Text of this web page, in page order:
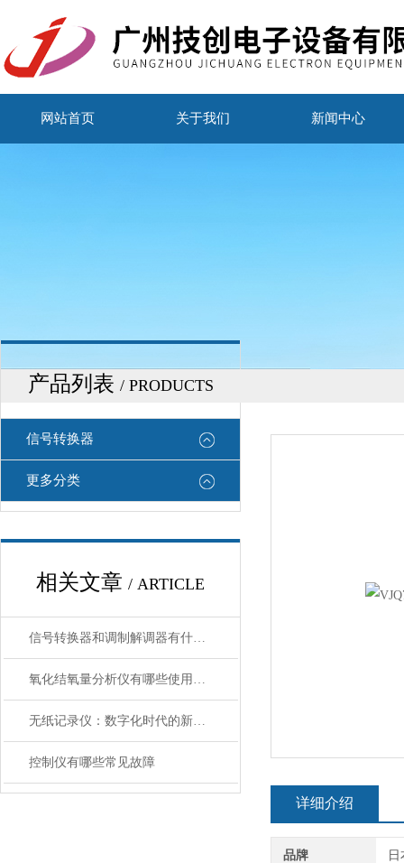
网站首页 关于我们 新闻中心
产品列表 / PRODUCTS
信号转换器
更多分类
相关文章 / ARTICLE
信号转换器和调制解调器有什么区别
氧化结氧量分析仪有哪些使用注意事项
无纸记录仪：数字化时代的新选择
控制仪有哪些常见故障
详细介绍
品牌